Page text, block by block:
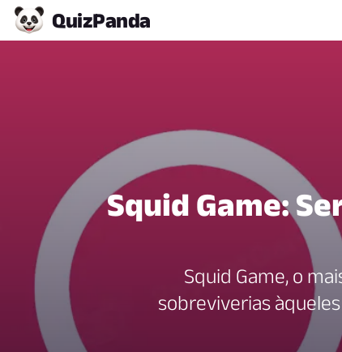
QuizPanda
Squid Game:
Squid Game, o
sobreviverias